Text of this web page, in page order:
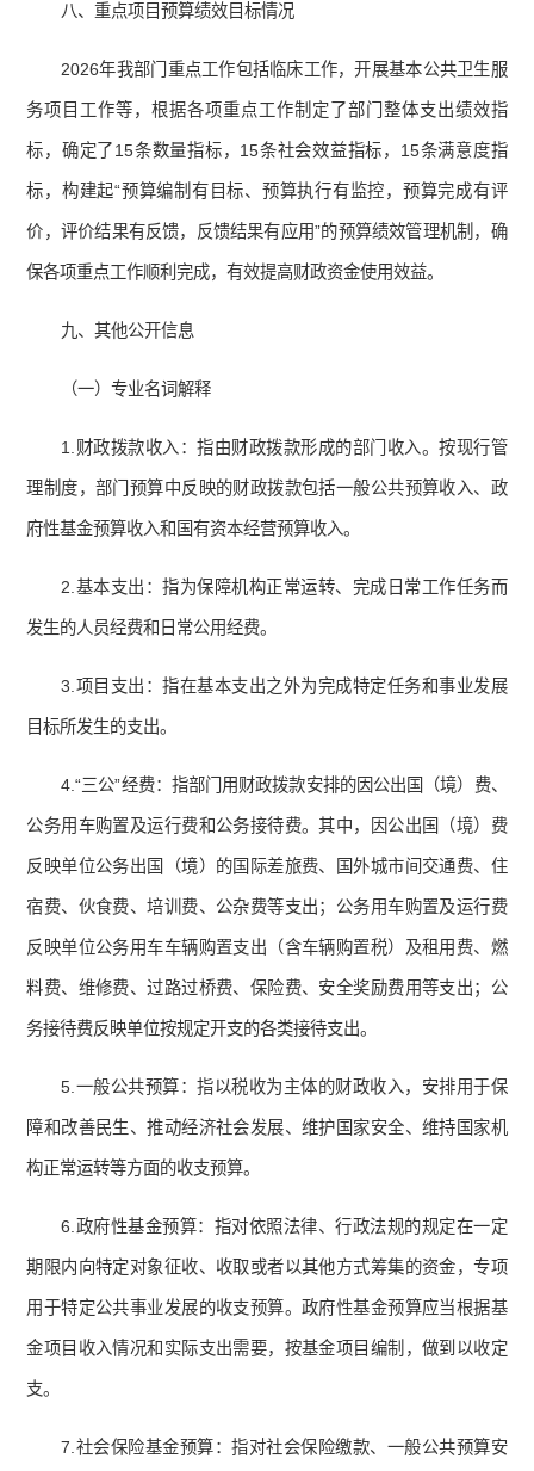
八、重点项目预算绩效目标情况
2026年我部门重点工作包括临床工作，开展基本公共卫生服
务项目工作等，根据各项重点工作制定了部门整体支出绩效指
标，确定了15条数量指标，15条社会效益指标，15条满意度指
标，构建起“预算编制有目标、预算执行有监控，预算完成有评
价，评价结果有反馈，反馈结果有应用”的预算绩效管理机制，确
保各项重点工作顺利完成，有效提高财政资金使用效益。
九、其他公开信息
（一）专业名词解释
1.财政拨款收入：指由财政拨款形成的部门收入。按现行管
理制度，部门预算中反映的财政拨款包括一般公共预算收入、政
府性基金预算收入和国有资本经营预算收入。
2.基本支出：指为保障机构正常运转、完成日常工作任务而
发生的人员经费和日常公用经费。
3.项目支出：指在基本支出之外为完成特定任务和事业发展
目标所发生的支出。
4.“三公”经费：指部门用财政拨款安排的因公出国（境）费、
公务用车购置及运行费和公务接待费。其中，因公出国（境）费
反映单位公务出国（境）的国际差旅费、国外城市间交通费、住
宿费、伙食费、培训费、公杂费等支出；公务用车购置及运行费
反映单位公务用车车辆购置支出（含车辆购置税）及租用费、燃
料费、维修费、过路过桥费、保险费、安全奖励费用等支出；公
务接待费反映单位按规定开支的各类接待支出。
5.一般公共预算：指以税收为主体的财政收入，安排用于保
障和改善民生、推动经济社会发展、维护国家安全、维持国家机
构正常运转等方面的收支预算。
6.政府性基金预算：指对依照法律、行政法规的规定在一定
期限内向特定对象征收、收取或者以其他方式筹集的资金，专项
用于特定公共事业发展的收支预算。政府性基金预算应当根据基
金项目收入情况和实际支出需要，按基金项目编制，做到以收定
支。
7.社会保险基金预算：指对社会保险缴款、一般公共预算安